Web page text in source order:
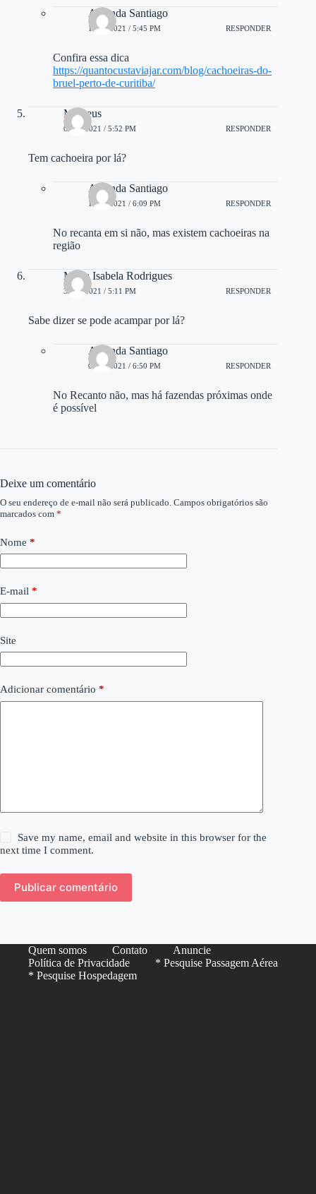
Amanda Santiago
11/01/2021 / 5:45 PM RESPONDER
Confira essa dica
https://quantocustaviajar.com/blog/cachoeiras-do-
bruel-perto-de-curitiba/
Matheus
04/03/2021 / 5:52 PM RESPONDER
Tem cachoeira por lá?
Amanda Santiago
15/03/2021 / 6:09 PM RESPONDER
No recanta em si não, mas existem cachoeiras na
região
Maria Isabela Rodrigues
30/11/2021 / 5:11 PM RESPONDER
Sabe dizer se pode acampar por lá?
Amanda Santiago
01/12/2021 / 6:50 PM RESPONDER
No Recanto não, mas há fazendas próximas onde
é possível
Deixe um comentário
O seu endereço de e-mail não será publicado. Campos obrigatórios são
marcados com *
Nome *
E-mail *
Site
Adicionar comentário *
Save my name, email and website in this browser for the
next time I comment.
Publicar comentário
Quem somos Contato
Anuncie
Política de Privacidade
* Pesquise Passagem Aérea
* Pesquise Hospedagem